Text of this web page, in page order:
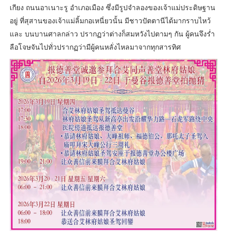
เกียง ถนนอาเนาะรู อำเภอเมือง ซึ่งมีรูปจำลองของเจ้าแม่ประดิษฐาน
อยู่ ที่สุสานของเจ้าแม่ลิ้มกอเหนี่ยวนั้น มีชาวปัตตานีได้มากราบไหว้
และ บนบานศาลกล่าว ปรากฏว่าต่างก็สมหวังไปตามๆ กัน ผู้คนจึงร่ำ
ลือโจษจันไปทั่วปรากฏว่ามีผู้คนหลั่งไหลมาจากทุกสารทิศ